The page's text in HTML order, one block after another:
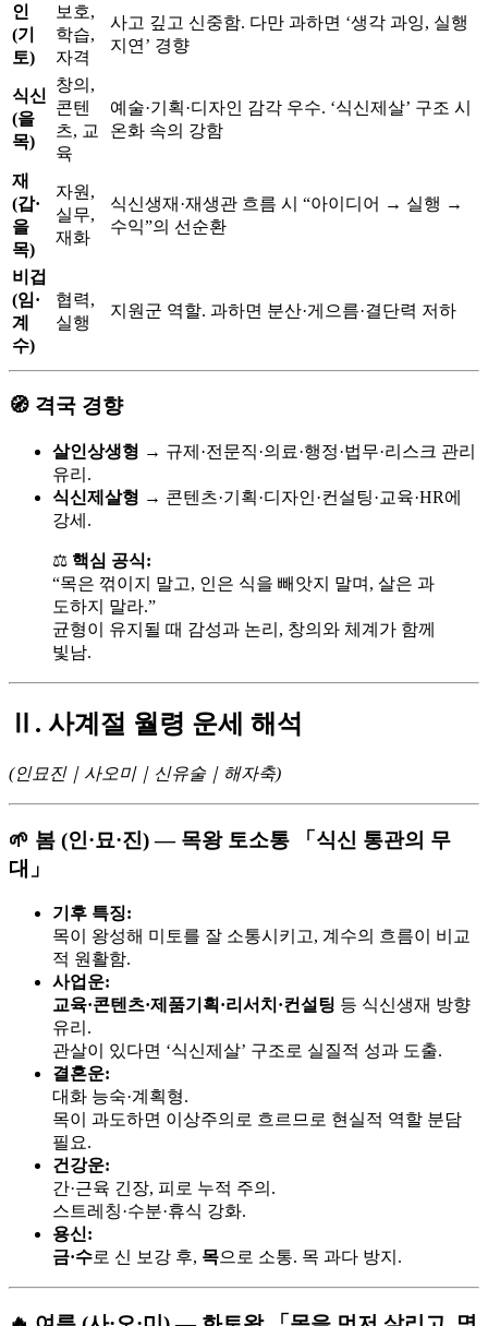
인
(기
토)
보호,
학습,
자격
사고 깊고 신중함. 다만 과하면 ‘생각 과잉, 실행
지연’ 경향
식신
(을
목)
창의,
콘텐
츠, 교
육
예술·기획·디자인 감각 우수. ‘식신제살’ 구조 시
온화 속의 강함
재
(갑·
을
목)
자원,
실무,
재화
식신생재·재생관 흐름 시 “아이디어 → 실행 →
수익”의 선순환
비겁
(임·
계
수)
협력,
실행
지원군 역할. 과하면 분산·게으름·결단력 저하
🧭 격국 경향
살인상생형 → 규제·전문직·의료·행정·법무·리스크 관리
유리.
식신제살형 → 콘텐츠·기획·디자인·컨설팅·교육·HR에
강세.
⚖️ 핵심 공식:
“목은 꺾이지 말고, 인은 식을 빼앗지 말며, 살은 과
도하지 말라.”
균형이 유지될 때 감성과 논리, 창의와 체계가 함께
빛남.
Ⅱ. 사계절 월령 운세 해석
(인묘진｜사오미｜신유술｜해자축)
🌱 봄 (인·묘·진) — 목왕 토소통 「식신 통관의 무
대」
기후 특징:
목이 왕성해 미토를 잘 소통시키고, 계수의 흐름이 비교
적 원활함.
사업운:
교육·콘텐츠·제품기획·리서치·컨설팅 등 식신생재 방향
유리.
관살이 있다면 ‘식신제살’ 구조로 실질적 성과 도출.
결혼운:
대화 능숙·계획형.
목이 과도하면 이상주의로 흐르므로 현실적 역할 분담
필요.
건강운:
간·근육 긴장, 피로 누적 주의.
스트레칭·수분·휴식 강화.
용신:
금·수로 신 보강 후, 목으로 소통. 목 과다 방지.